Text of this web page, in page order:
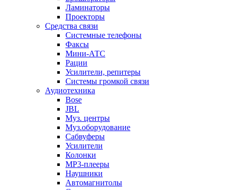
Ламинаторы
Проекторы
Средства связи
Системные телефоны
Факсы
Мини-АТС
Рации
Усилители, репитеры
Системы громкой связи
Аудиотехника
Bose
JBL
Муз. центры
Муз.оборудование
Сабвуферы
Усилители
Колонки
MP3-плееры
Наушники
Автомагнитолы